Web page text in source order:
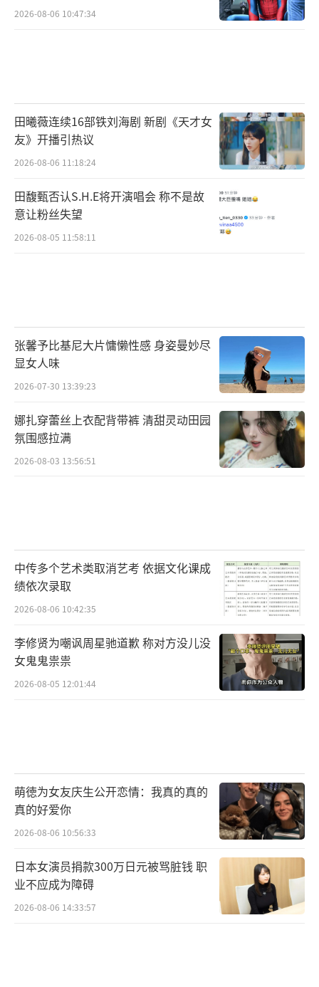
2026-08-06 10:47:34
田曦薇连续16部铁刘海剧 新剧《天才女
友》开播引热议
2026-08-06 11:18:24
田馥甄否认S.H.E将开演唱会 称不是故
意让粉丝失望
2026-08-05 11:58:11
张馨予比基尼大片慵懒性感 身姿曼妙尽
显女人味
2026-07-30 13:39:23
娜扎穿蕾丝上衣配背带裤 清甜灵动田园
氛围感拉满
2026-08-03 13:56:51
中传多个艺术类取消艺考 依据文化课成
绩依次录取
2026-08-06 10:42:35
李修贤为嘲讽周星驰道歉 称对方没儿没
女鬼鬼祟祟
2026-08-05 12:01:44
萌徳为女友庆生公开恋情：我真的真的
真的好爱你
2026-08-06 10:56:33
日本女演员捐款300万日元被骂脏钱 职
业不应成为障碍
2026-08-06 14:33:57